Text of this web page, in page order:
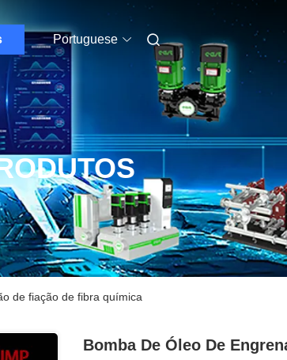
Portuguese
de fiação de fibra química
Bomba De Óleo De